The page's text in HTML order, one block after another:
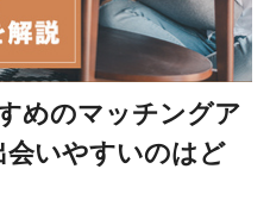
めのマッチングア
会いやすいのはど